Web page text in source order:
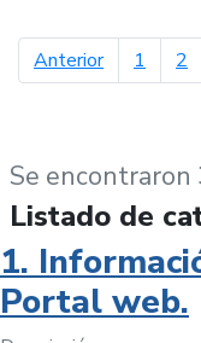
Anteriorpágina
1 2
Se encontraron
Listado de
1.
Portal web.